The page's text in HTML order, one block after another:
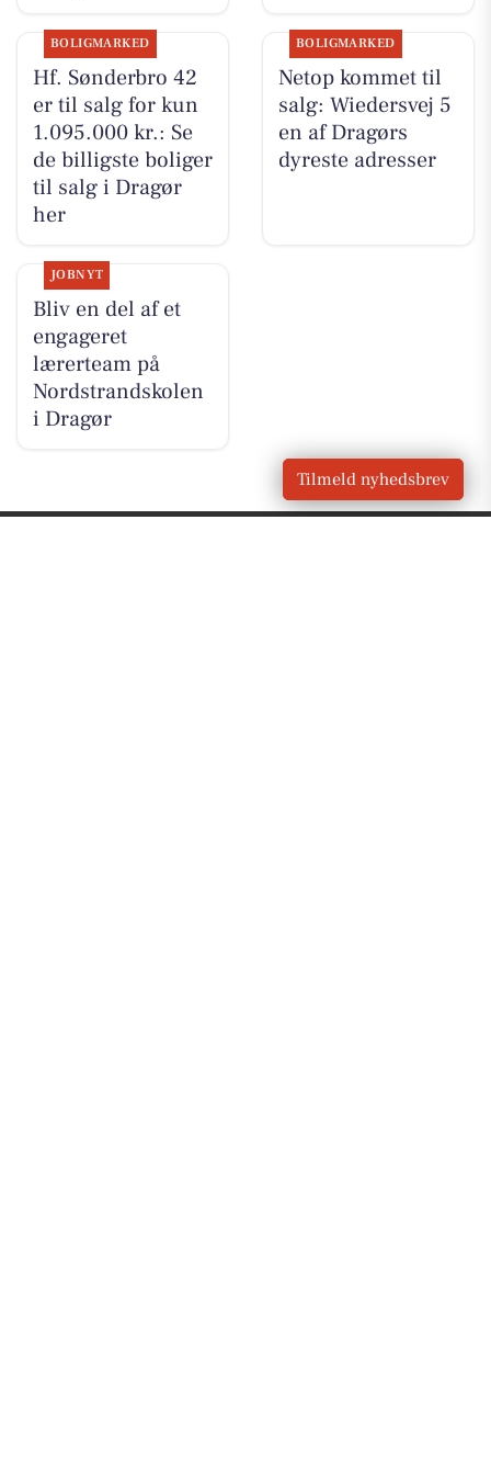
BOLIGMARKED
Hf. Sønderbro 42
er til salg for kun
1.095.000 kr.: Se
de billigste boliger
til salg i Dragør
her
BOLIGMARKED
Netop kommet til
salg: Wiedersvej 5
en af Dragørs
dyreste adresser
JOBNYT
Bliv en del af et
engageret
lærerteam på
Nordstrandskolen
i Dragør
Tilmeld nyhedsbrev